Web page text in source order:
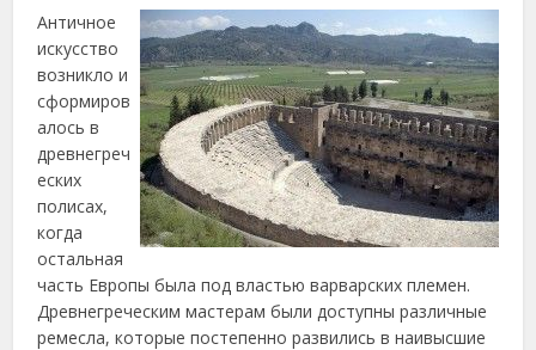
Античное
искусство
возникло и
сформиров
алось в
древнегреч
еских
полисах,
когда
остальная
часть Европы была под властью варварских племен.
Древнегреческим мастерам были доступны различные
ремесла, которые постепенно развились в наивысшие